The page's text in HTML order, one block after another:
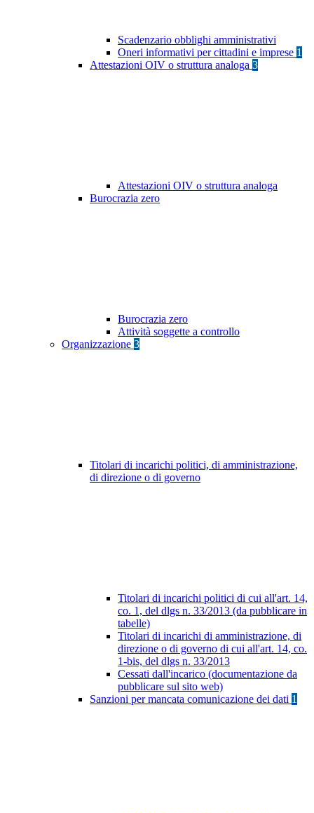
Scadenzario obblighi amministrativi
Oneri informativi per cittadini e imprese 1
Attestazioni OIV o struttura analoga 3
Attestazioni OIV o struttura analoga
Burocrazia zero
Burocrazia zero
Attività soggette a controllo
Organizzazione 3
Titolari di incarichi politici, di amministrazione,
di direzione o di governo
Titolari di incarichi politici di cui all'art. 14,
co. 1, del dlgs n. 33/2013 (da pubblicare in
tabelle)
Titolari di incarichi di amministrazione, di
direzione o di governo di cui all'art. 14, co.
1-bis, del dlgs n. 33/2013
Cessati dall'incarico (documentazione da
pubblicare sul sito web)
Sanzioni per mancata comunicazione dei dati 1